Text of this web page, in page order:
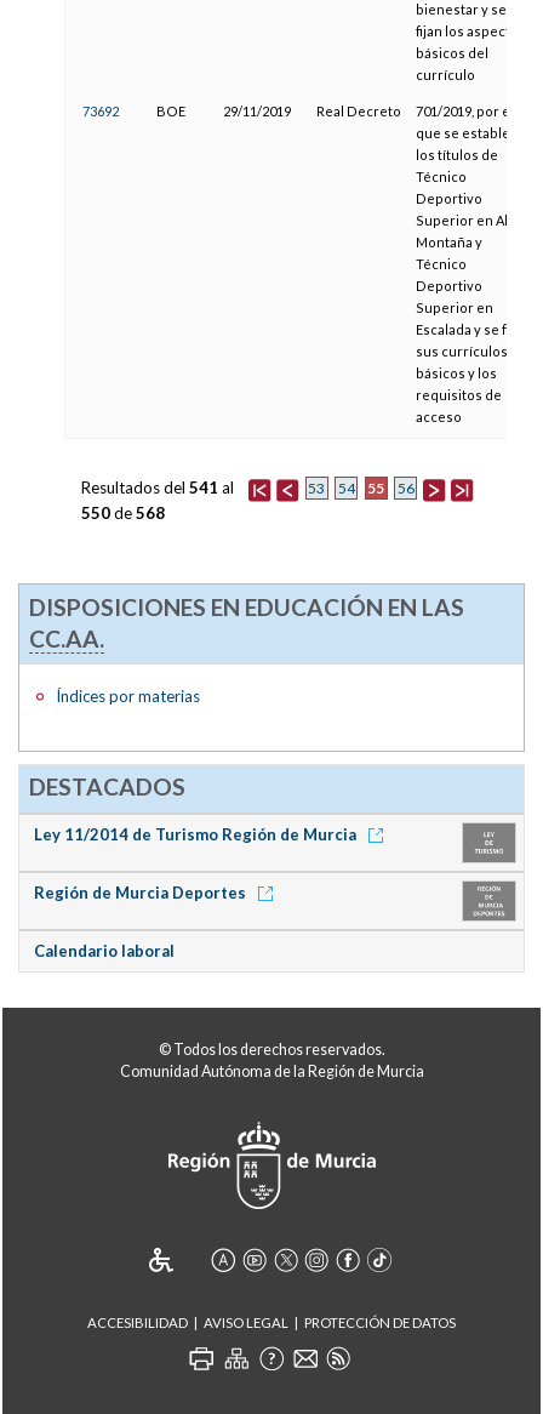
bienestar y se
fijan los aspectos
básicos del
currículo
73692 BOE 29/11/2019 Real Decreto
701/2019, por el
que se establecen
los títulos de
Técnico
Deportivo
Superior en Alta
Montaña y
Técnico
Deportivo
Superior en
Escalada y se fijan
sus currículos
básicos y los
requisitos de
acceso
53 54 55 56
Resultados del 541 al
550de568
DISPOSICIONES EN EDUCACIÓN EN LAS
CC.AA.
Índices por materias
DESTACADOS
Ley 11/2014 de Turismo Región de Murcia
Región de Murcia Deportes
Calendario laboral
© Todos los derechos reservados.
Comunidad Autónoma de la Región de Murcia
ACCESIBILIDAD AVISO LEGAL PROTECCIÓN DE DATOS